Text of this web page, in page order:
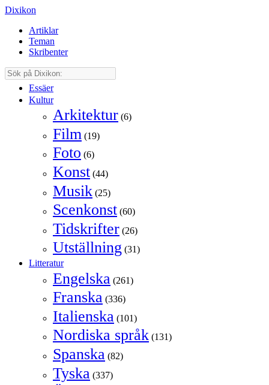
Dixikon
Artiklar
Teman
Skribenter
Essäer
Kultur
Arkitektur (6)
Film (19)
Foto (6)
Konst (44)
Musik (25)
Scenkonst (60)
Tidskrifter (26)
Utställning (31)
Litteratur
Engelska (261)
Franska (336)
Italienska (101)
Nordiska språk (131)
Spanska (82)
Tyska (337)